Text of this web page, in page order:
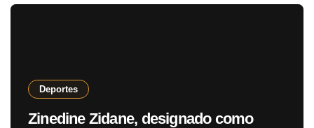
Deportes
Zinedine Zidane, designado como